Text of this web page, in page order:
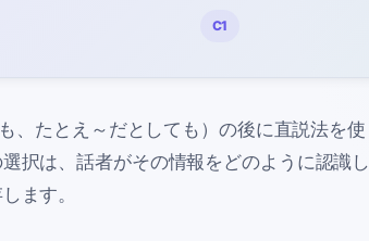
C1
も、たとえ～だとしても）の後に直説法を使
択は、話者がその情報をどのように認識し
ます。